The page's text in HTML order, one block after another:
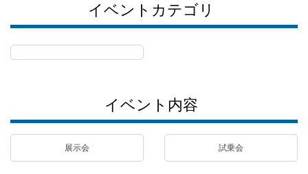
イベントカテゴリ
イベント内容
展示会 試乗会